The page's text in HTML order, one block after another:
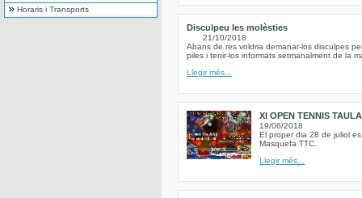
Horaris i Transports
Disculpeu les molèsties
21/10/2018
Abans de res voldria demanar-los disculpes
piles i tenir-los informats setmanalment de la
Llegir més...
XI OPEN TENNIS
19/06/2018
El proper dia 28 de juliol
Masquefa TTC.
Llegir més...